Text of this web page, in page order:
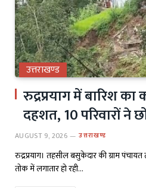
उत्तराखण्ड
रुद्रप्रयाग में बारिश
दहशत, 10 परिवारों ने
AUGUST 9, 2026 उत्तराखण्ड
रुद्रप्रयाग। तहसील बसुकेदार की ग्राम
तोक में लगातार हो रही…